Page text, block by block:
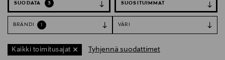
SUODATA 3
BRÄNDI 1 VÄRI
Kaikki toimitusajat Tyhjennä suodattimet